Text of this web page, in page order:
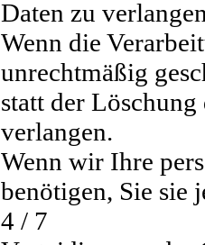
Daten zu
Wenn die
unrechtmäßig
statt der
verlangen.
Wenn wir Ihre
benötigen, Sie sie
4 / 7